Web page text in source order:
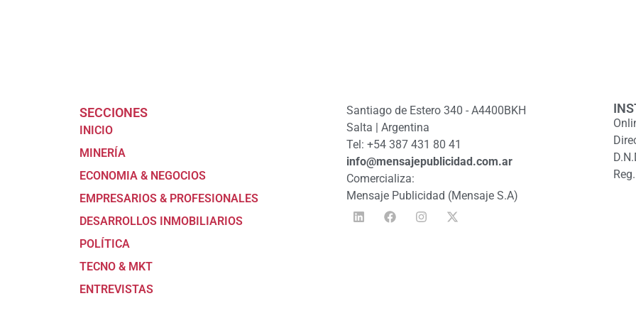
SECCIONES
INICIO
MINERÍA
ECONOMIA & NEGOCIOS
EMPRESARIOS & PROFESIONALES
DESARROLLOS INMOBILIARIOS
POLÍTICA
TECNO & MKT
ENTREVISTAS
Santiago de Estero 340 - A4400BKH
Salta | Argentina
Tel: +54 387 431 80 41
info@mensajepublicidad.com.ar
Comercializa:
Mensaje Publicidad (Mensaje S.A)